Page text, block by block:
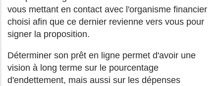
vous mettant en contact avec l'organisme financier
choisi afin que ce dernier revienne vers vous pour
signer la proposition.
Déterminer son prêt en ligne permet d'avoir une
vision à long terme sur le pourcentage
d'endettement, mais aussi sur les dépenses